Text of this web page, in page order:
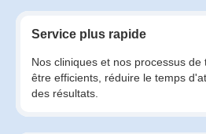
Service plus rapide
Nos cliniques et nos processus
être efficients, réduire le temps
des résultats.